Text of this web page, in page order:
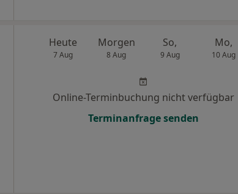
Heute
7 Aug
Morgen
8 Aug
So,
9 Aug
Mo,
10 Aug
Online-Terminbuchung nicht verfügbar
Terminanfrage senden